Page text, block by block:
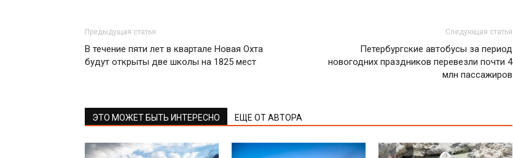
Предыдущая статья
В течение пяти лет в квартале Новая Охта
будут открыты две школы на 1825 мест
Следующая статья
Петербургские автобусы за период
новогодних праздников перевезли почти 4
млн пассажиров
ЭТО МОЖЕТ БЫТЬ ИНТЕРЕСНО ЕЩЕ ОТ АВТОРА